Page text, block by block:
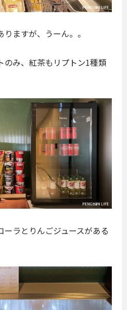
ますが、うーん。。
のみ、紅茶もリプトン1種類
ーラとりんごジュースがある